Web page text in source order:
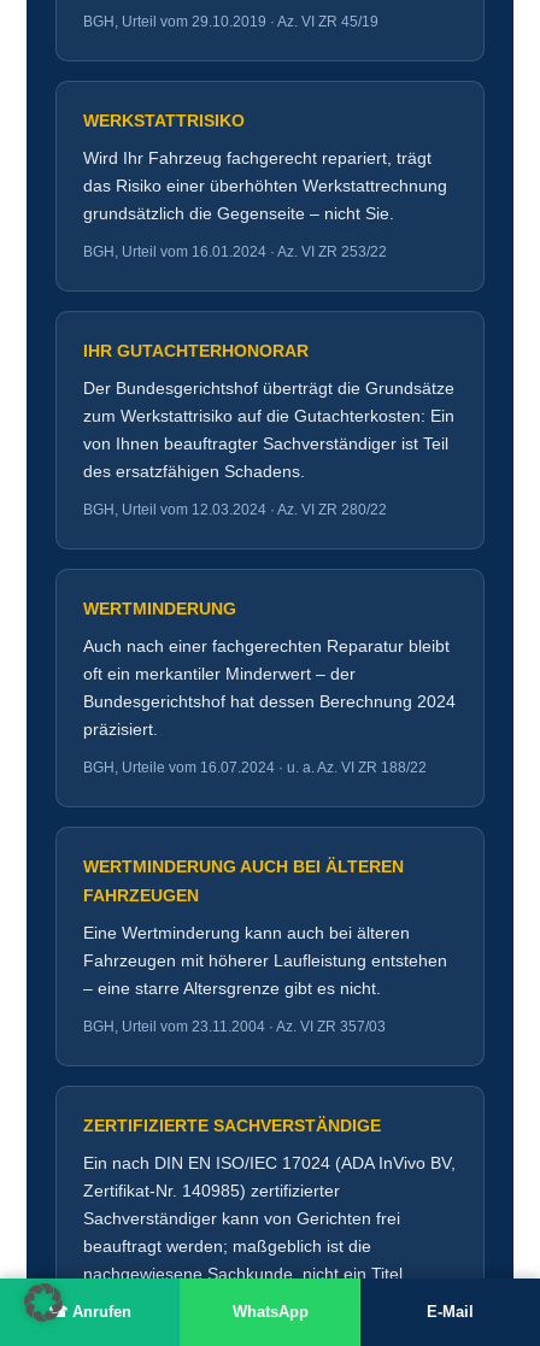
BGH, Urteil vom 29.10.2019 · Az. VI ZR 45/19
WERKSTATTRISIKO
Wird Ihr Fahrzeug fachgerecht repariert, trägt
das Risiko einer überhöhten Werkstattrechnung
grundsätzlich die Gegenseite – nicht Sie.
BGH, Urteil vom 16.01.2024 · Az. VI ZR 253/22
IHR GUTACHTERHONORAR
Der Bundesgerichtshof überträgt die Grundsätze
zum Werkstattrisiko auf die Gutachterkosten: Ein
von Ihnen beauftragter Sachverständiger ist Teil
des ersatzfähigen Schadens.
BGH, Urteil vom 12.03.2024 · Az. VI ZR 280/22
WERTMINDERUNG
Auch nach einer fachgerechten Reparatur bleibt
oft ein merkantiler Minderwert – der
Bundesgerichtshof hat dessen Berechnung 2024
präzisiert.
BGH, Urteile vom 16.07.2024 · u. a. Az. VI ZR 188/22
WERTMINDERUNG AUCH BEI ÄLTEREN
FAHRZEUGEN
Eine Wertminderung kann auch bei älteren
Fahrzeugen mit höherer Laufleistung entstehen
– eine starre Altersgrenze gibt es nicht.
BGH, Urteil vom 23.11.2004 · Az. VI ZR 357/03
ZERTIFIZIERTE SACHVERSTÄNDIGE
Ein nach DIN EN ISO/IEC 17024 (ADA InVivo BV,
Zertifikat-Nr. 140985) zertifizierter
Sachverständiger kann von Gerichten frei
beauftragt werden; maßgeblich ist die
nachgewiesene Sachkunde, nicht ein Titel.
OLG Hamm, Urteil vom 07.06.2010 · Az. 6 U 213/08
☎ Anrufen WhatsApp E-Mail